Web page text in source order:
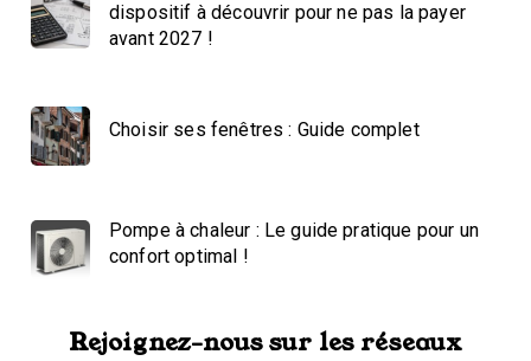
dispositif à découvrir pour ne pas la payer
avant 2027 !
Choisir ses fenêtres : Guide complet
Pompe à chaleur : Le guide pratique pour un
confort optimal !
Rejoignez-nous sur les réseaux